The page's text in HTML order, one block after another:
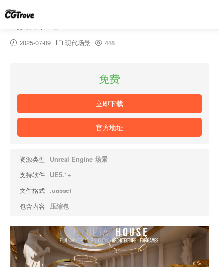
2025-07-09 现代场景 448
免费
立即下载
官方地址
资源类型
Unreal Engine 场景
支持软件 UE5.1+
文件格式 .uasset
包含内容
压缩包